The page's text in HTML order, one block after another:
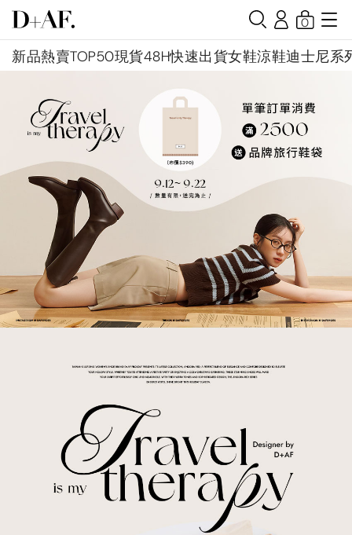
新品熱賣TOP50現貨48H快速出貨女鞋涼鞋迪士尼系
0